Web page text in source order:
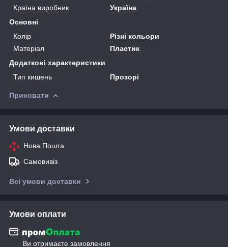
Країна виробник
Україна
Основні
Колір
Різні кольори
Матеріал
Пластик
Додаткові характеристики
Тип кишень
Прозорі
Приховати
Умови доставки
Нова Пошта
Самовивіз
Всі умови доставки
Умови оплати
Ви отримаєте замовлення